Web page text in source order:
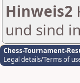
Hinweis2
und sind
Chess-Tournament-
Legal details/Terms of